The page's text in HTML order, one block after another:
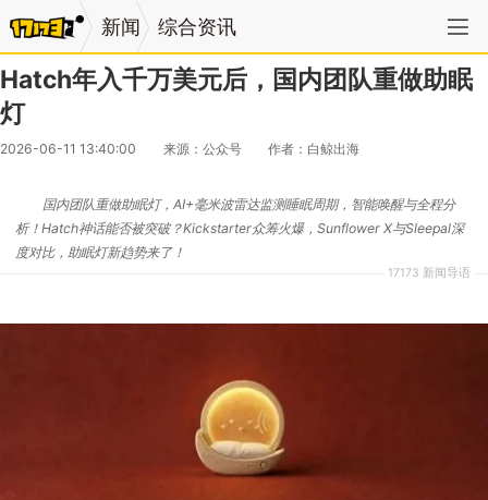
新闻 综合资讯
​Hatch年入千万美元后，国内团队重做助眠
灯
2026-06-11 13:40:00 来源：公众号 作者：白鲸出海
17173 新闻导语
国内团队重做助眠灯，AI+毫米波雷达监测睡眠周期，智能唤醒与全程分
析！Hatch神话能否被突破？Kickstarter众筹火爆，Sunflower X与Sleepal深
度对比，助眠灯新趋势来了！